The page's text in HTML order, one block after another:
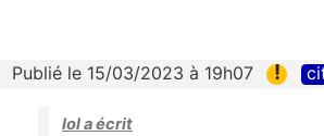
Publié le 15/03/2023 à 19h07 !
lol a écrit